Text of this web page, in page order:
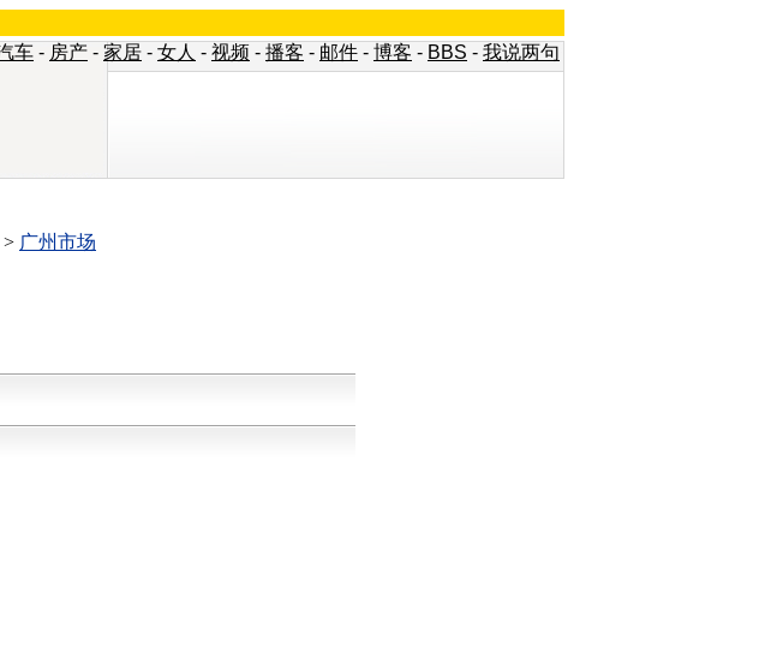
车 - 房产 - 家居 - 女人 - 视频 - 播客 - 邮件 - 博客 - BBS - 我说两句
> 广州市场